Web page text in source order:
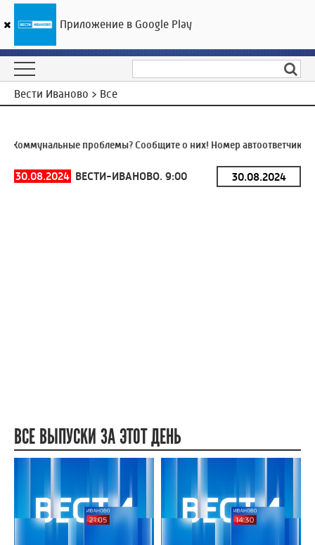
ГТРК «Ивтелерадио»
Вести Иваново > Все
Коммунальные проблемы? Сообщите о них! Номер автоответчика:
30.08.2024 ВЕСТИ-ИВАНОВО. 9:00
ВСЕ ВЫПУСКИ ЗА ЭТОТ ДЕНЬ
Приложение в Google Play